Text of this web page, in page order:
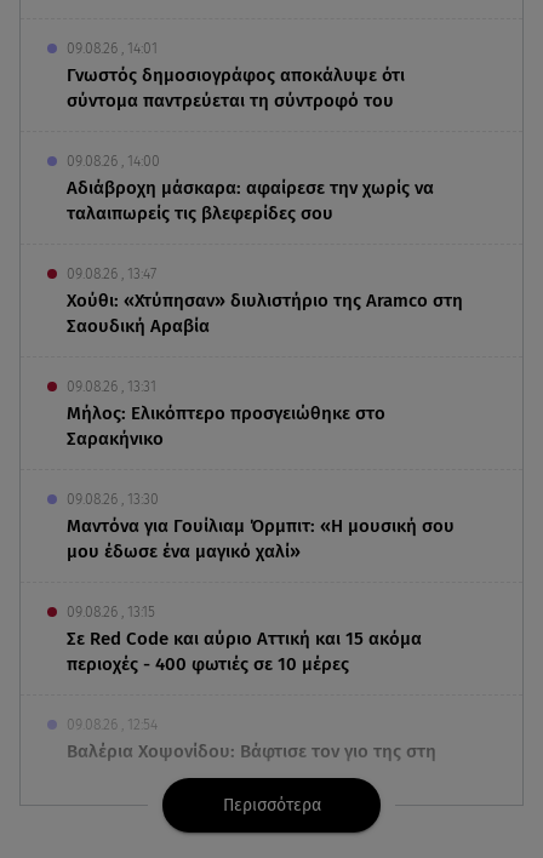
09.08.26 , 14:01
Γνωστός δημοσιογράφος αποκάλυψε ότι
σύντομα παντρεύεται τη σύντροφό του
09.08.26 , 14:00
Αδιάβροχη μάσκαρα: αφαίρεσε την χωρίς να
ταλαιπωρείς τις βλεφερίδες σου
09.08.26 , 13:47
Χούθι: «Χτύπησαν» διυλιστήριο της Aramco στη
Σαουδική Αραβία
09.08.26 , 13:31
Μήλος: Ελικόπτερο προσγειώθηκε στο
Σαρακήνικο
09.08.26 , 13:30
Μαντόνα για Γουίλιαμ Όρμπιτ: «Η μουσική σου
μου έδωσε ένα μαγικό χαλί»
09.08.26 , 13:15
Σε Red Code και αύριο Αττική και 15 ακόμα
περιοχές - 400 φωτιές σε 10 μέρες
09.08.26 , 12:54
Βαλέρια Χοψονίδου: Βάφτισε τον γιο της στη
Βουλιαγμένη - Το όνομα που πήρε
Περισσότερα